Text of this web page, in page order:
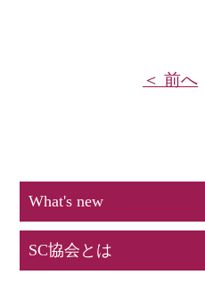
＜ 前へ
What's new
SC協会とは